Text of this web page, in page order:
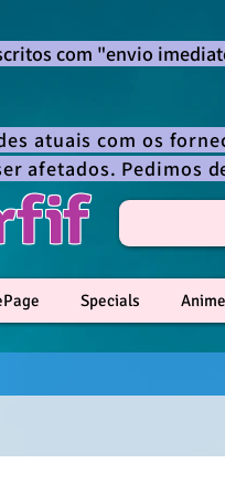
com "envio
atuais com os
afetados. Pedimos
Specials Anime